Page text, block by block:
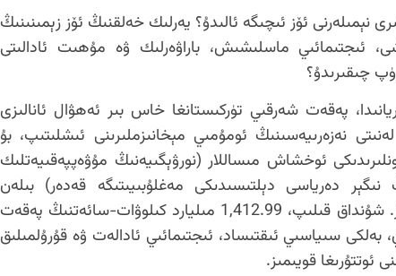
نېمىلەرنى ئۆز ئىچىگە ئالىدۇ؟ يەرلىك خەلقنىڭ ئۆز زېمىنىنىڭ
ئىجتىمائىي ماسلىشىش، باراۋەرلىك ۋە مۇھىت ئادالىتى
چىقىرىدۇ؟
پەقەت شەرقىي تۈركىستانغا خاس بىر ئەھۋال ئانالىزى
نەزەرىيەسىنىڭ ئومۇمىي مېخانىزملىرىنى ئىشلىتىپ، بۇ
ئوخشاش مىساللار (نورۋېگىيەنىڭ مۇۋەپپەقىيەتلىك
دەرياسى دېلتىسىدىكى مەغلۇبىيىتىگە قەدەر) بىلەن
سېلىشتۇرما نۇقتىدىن تەقدىم قىلىمىز. شۇنداق قىلىپ، 1,412.99 مىليارد كىلوۋات-سائەتنىڭ پەقەت
بەلكى سىياسىي ئىقتىساد، ئىجتىمائىي ئادالەت ۋە قۇرۇلمىلىق
ئوتتۇرىغا قويىمىز.